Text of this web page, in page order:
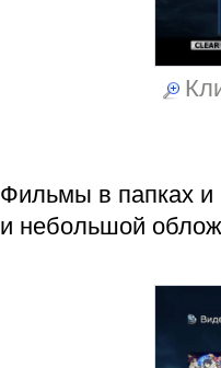
Фильмы в папках и
и небольшой